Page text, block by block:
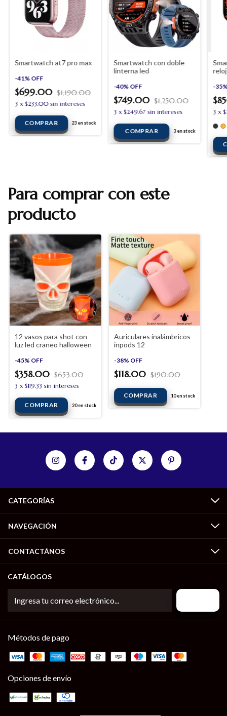
Smartwatch at7 pro max
-41% OFF
$699.00 $1,190.00
3 x $233.00 sin intereses
23en stock
Smartwatch con doble
linterna led
-40% OFF
$749.00 $1,250.00
3 x $249.67 sin intereses
3en stock
8
-35
3 x
Para comprar con este
producto
12 vasos para shot con
luz led craneo halloween
-45% OFF
$358.00 $653.00
3 x $119.33 sin intereses
20en stock
Auriculares inalámbricos
inpods 12
-38% OFF
$118.00 $190.00
10en stock
CATEGORÍAS
NAVEGACIÓN
CONTACTÁNOS
CATÁLOGOS
Métodos de pago
Opciones de envío